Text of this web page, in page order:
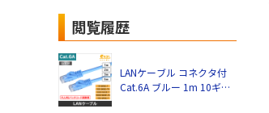
閲覧履歴
LANケーブル コネクタ付
Cat.6A ブルー 1m 10ギガ